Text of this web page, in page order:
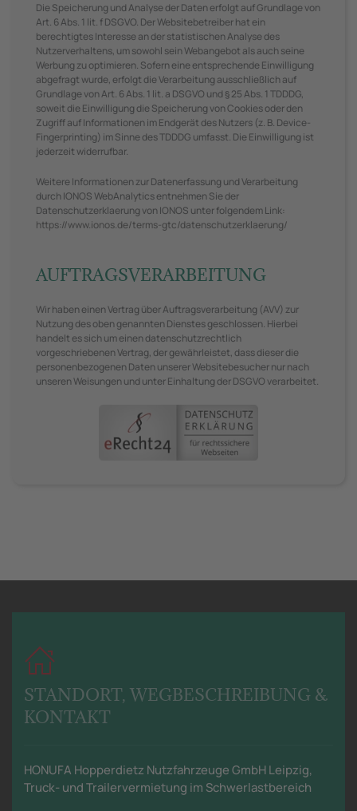
Die Speicherung und Analyse der Daten erfolgt auf Grundlage von
Art. 6 Abs. 1 lit. f DSGVO. Der Websitebetreiber hat ein
berechtigtes Interesse an der statistischen Analyse des
Nutzerverhaltens, um sowohl sein Webangebot als auch seine
Werbung zu optimieren. Sofern eine entsprechende Einwilligung
abgefragt wurde, erfolgt die Verarbeitung ausschließlich auf
Grundlage von Art. 6 Abs. 1 lit. a DSGVO und § 25 Abs. 1 TDDDG,
soweit die Einwilligung die Speicherung von Cookies oder den
Zugriff auf Informationen im Endgerät des Nutzers (z. B. Device-
Fingerprinting) im Sinne des TDDDG umfasst. Die Einwilligung ist
jederzeit widerrufbar.
Weitere Informationen zur Datenerfassung und Verarbeitung
durch IONOS WebAnalytics entnehmen Sie der
Datenschutzerklaerung von IONOS unter folgendem Link:
https://www.ionos.de/terms-gtc/datenschutzerklaerung/
AUFTRAGSVERARBEITUNG
Wir haben einen Vertrag über Auftragsverarbeitung (AVV) zur
Nutzung des oben genannten Dienstes geschlossen. Hierbei
handelt es sich um einen datenschutzrechtlich
vorgeschriebenen Vertrag, der gewährleistet, dass dieser die
personenbezogenen Daten unserer Websitebesucher nur nach
unseren Weisungen und unter Einhaltung der DSGVO verarbeitet.
STANDORT, WEGBESCHREIBUNG &
KONTAKT
HONUFA Hopperdietz Nutzfahrzeuge GmbH Leipzig,
Truck- und Trailervermietung im Schwerlastbereich